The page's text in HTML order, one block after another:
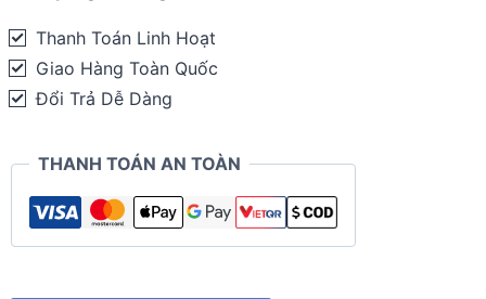
Cushioned
Dynamic
Arch
Thanh Toán Linh Hoạt
Giao Hàng Toàn Quốc
Đổi Trả Dễ Dàng
THANH TOÁN AN TOÀN